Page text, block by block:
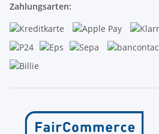
Zahlungsarten: